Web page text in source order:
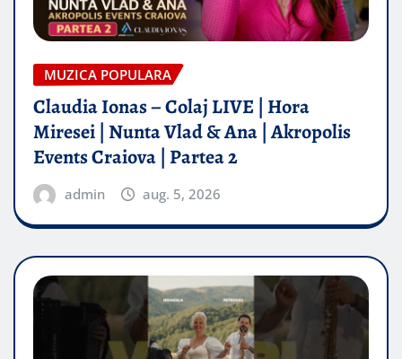
MUZICA POPULARA
Claudia Ionas – Colaj LIVE | Hora
Miresei | Nunta Vlad & Ana | Akropolis
Events Craiova | Partea 2
admin aug. 5, 2026